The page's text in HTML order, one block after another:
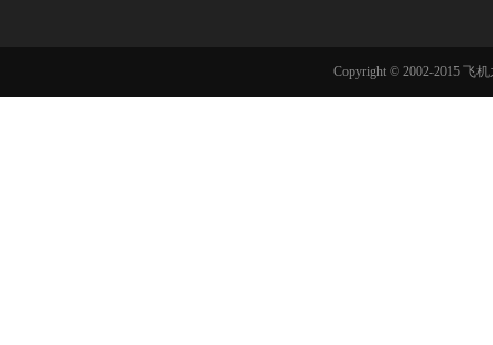
Copyright © 2002-2015 飞